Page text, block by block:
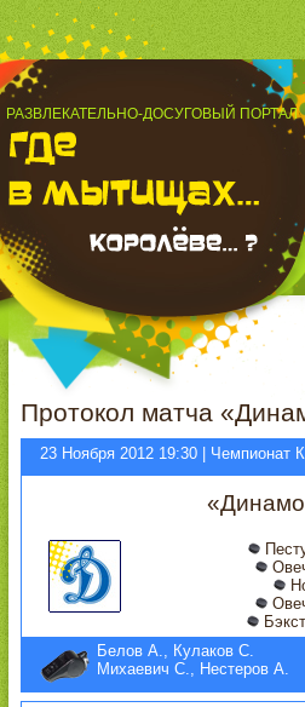
РАЗВЛЕКАТЕЛЬНО-ДОСУГОВЫЙ ПОРТАЛ
Протокол матча
23 Ноября 2012 19:30 | Чемпионат
Белов А., Кулаков С.
Михаевич С., Нестеров А.